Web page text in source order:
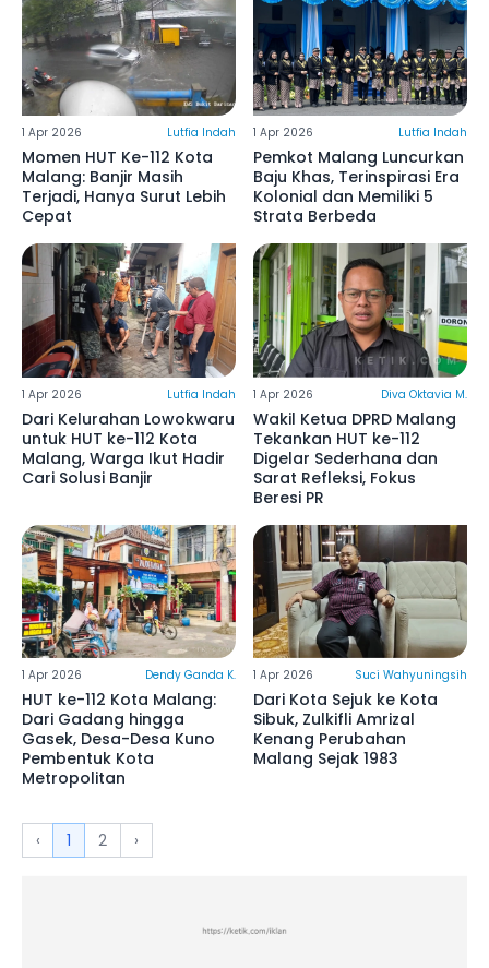
1 Apr 2026 Lutfia Indah
Momen HUT Ke-112 Kota
Malang: Banjir Masih
Terjadi, Hanya Surut Lebih
Cepat
1 Apr 2026 Lutfia Indah
Pemkot Malang Luncurkan
Baju Khas, Terinspirasi Era
Kolonial dan Memiliki 5
Strata Berbeda
1 Apr 2026 Lutfia Indah
Dari Kelurahan Lowokwaru
untuk HUT ke-112 Kota
Malang, Warga Ikut Hadir
Cari Solusi Banjir
1 Apr 2026 Diva Oktavia M.
Wakil Ketua DPRD Malang
Tekankan HUT ke-112
Digelar Sederhana dan
Sarat Refleksi, Fokus
Beresi PR
1 Apr 2026 Dendy Ganda K.
HUT ke-112 Kota Malang:
Dari Gadang hingga
Gasek, Desa-Desa Kuno
Pembentuk Kota
Metropolitan
1 Apr 2026 Suci Wahyuningsih
Dari Kota Sejuk ke Kota
Sibuk, Zulkifli Amrizal
Kenang Perubahan
Malang Sejak 1983
‹ 1 2 ›